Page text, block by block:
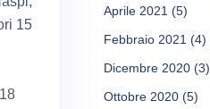
15
Aprile 2021 (5)
Febbraio 2021 (4)
Dicembre 2020 (3)
Ottobre 2020 (5)